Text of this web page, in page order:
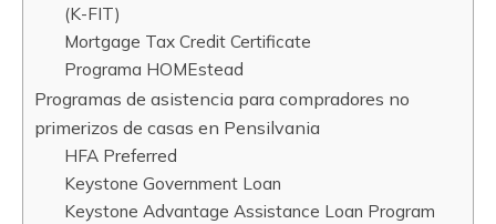
(K-FIT)
Mortgage Tax Credit Certificate
Programa HOMEstead
Programas de asistencia para compradores no
primerizos de casas en Pensilvania
HFA Preferred
Keystone Government Loan
Keystone Advantage Assistance Loan Program